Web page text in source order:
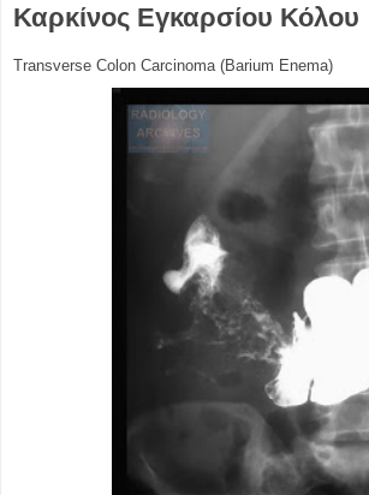
Καρκίνος Εγκαρσίου Κόλου
Transverse Colon Carcinoma (Barium Enema)